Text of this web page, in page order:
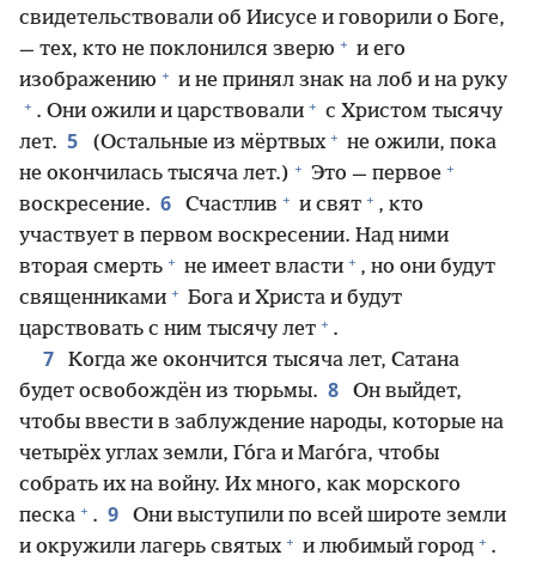
свидетельствовали об Иисусе и говорили о Боге,
— тех, кто не поклонился зверю + и его
изображению + и не принял знак на лоб и на руку
+ . Они ожили и царствовали + с Христом тысячу
лет. 5 (Остальные из мёртвых + не ожили, пока
не окончилась тысяча лет.) + Это — первое +
воскресение. 6 Счастлив + и свят + , кто
участвует в первом воскресении. Над ними
вторая смерть + не имеет власти + , но они будут
священниками + Бога и Христа и будут
царствовать с ним тысячу лет + .
7
Когда же окончится тысяча лет, Сатана
будет освобождён из тюрьмы. 8
Он выйдет,
чтобы ввести в заблуждение народы, которые на
четырёх углах земли, Го́га и Маго́га, чтобы
собрать их на войну. Их много, как морского
песка + . 9
Они выступили по всей широте земли
и окружили лагерь святых + и любимый город + .